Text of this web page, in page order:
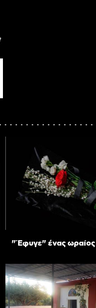
"Έφυγε" ένας ωραίος